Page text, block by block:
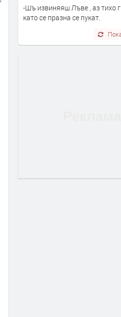
-Шъ извиняяш Лъве , аз тихо
като се празна се пукат.